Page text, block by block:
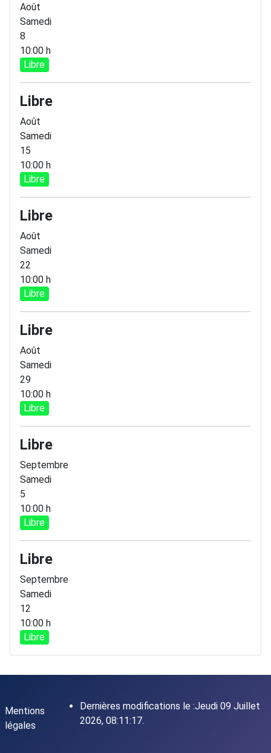
Août
Samedi
8
10:00 h
Libre
Libre
Août
Samedi
15
10:00 h
Libre
Libre
Août
Samedi
22
10:00 h
Libre
Libre
Août
Samedi
29
10:00 h
Libre
Libre
Septembre
Samedi
5
10:00 h
Libre
Libre
Septembre
Samedi
12
10:00 h
Libre
Mentions
légales
Dernières modifications le :Jeudi 09 Juillet
2026, 08:11:17.